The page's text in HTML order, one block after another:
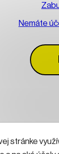
stránke
Nemáte